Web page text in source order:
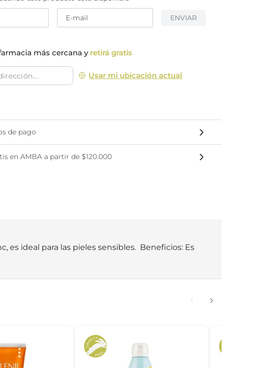
ENVIAR
más cercana y retirá gratis
Usar mi ubicación actual
de pago
en AMBA a partir de $120.000
es ideal para las pieles sensibles.  Beneficios: Es